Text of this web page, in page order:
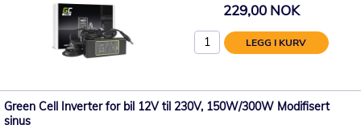
229,00 NOK
LEGG I KURV
Green Cell Inverter for bil 12V til 230V, 150W/300W Modifisert
sinus